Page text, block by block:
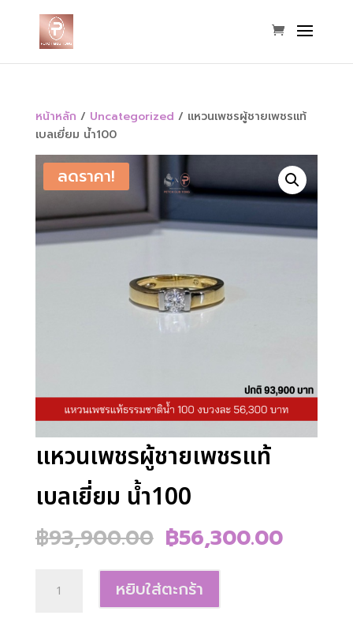
หน้าหลัก / Uncategorized / แหวนเพชรผู้ชายเพชรแท้
เบลเยี่ยม น้ำ100
ลดราคา!
แหวนเพชรผู้ชายเพชรแท้
เบลเยี่ยม น้ำ100
฿93,900.00 Original
price
was:
฿93,900.00.
฿56,300.00
แหวน
หยิบใส่ตะกร้า